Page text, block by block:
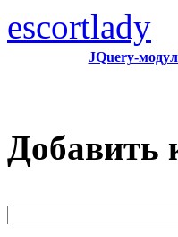
escortlady
JQuery-
Добавить